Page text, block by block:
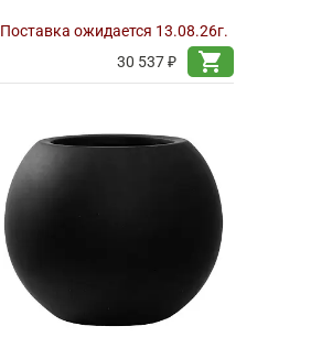
Поставка ожидается 13.08.26г.
30 537 ₽
shopping_cart